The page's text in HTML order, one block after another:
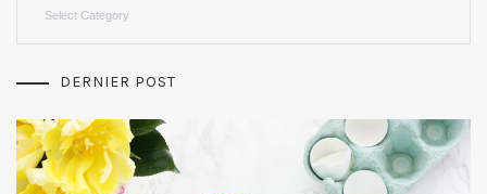
DERNIER POST